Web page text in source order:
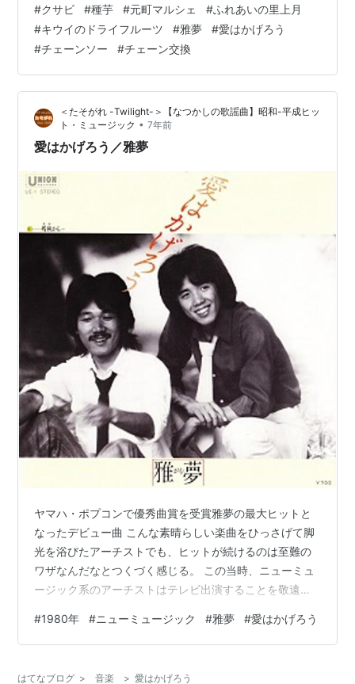
１．1/21 ①出荷など 土曜日 最近の朝のパターン 両親）
元町マルシェ（神戸のお店）への出荷 私）ふれあいの里
上月へ納品 です ・ふれあいの里上月 ↓ ⛄雪がチラホラ
と...（ほんの一瞬、少しだけ） ↓ 🥝キウイのドライフル
ーツを補充 （好評です） ↓…
#クサビ #種芋 #元町マルシェ #ふれあいの里上月
#キウイのドライフルーツ #雅夢 #愛はかげろう
#チェーンソー #チェーン交換
＜たそがれ -Twilight-＞【なつかしの歌謡曲】昭和-平成ヒッ
ト・ミュージック • 7年前
愛はかげろう／雅夢
ヤマハ・ポプコンで優秀曲賞を受賞雅夢の最大ヒットと
なったデビュー曲 こんな素晴らしい楽曲をひっさげて脚
光を浴びたアーチストでも、ヒットが続けるのは至難の
ワザなんだなとつくづく感じる。 この当時、ニューミュ
ージック系のアーチストはテレビ出演することを敬遠し
は積極的にテレビ出演していたので、子どもだった自分
にも馴染みのあるアーチストだった。 それが仇になって
#1980年 #ニューミュージック #雅夢 #愛はかげろう
はてなブログ > 音楽 > 愛はかげろう